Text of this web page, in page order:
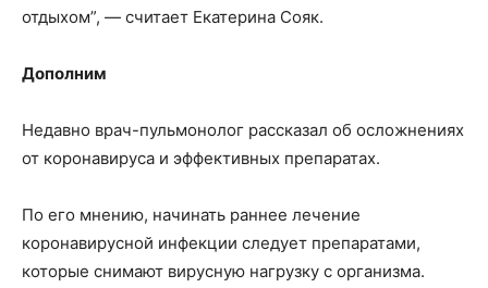
отдыхом”, — считает Екатерина Сояк.
Дополним
Недавно врач-пульмонолог рассказал об осложнениях
от коронавируса и эффективных препаратах.
По его мнению, начинать раннее лечение
коронавирусной инфекции следует препаратами,
которые снимают вирусную нагрузку с организма.